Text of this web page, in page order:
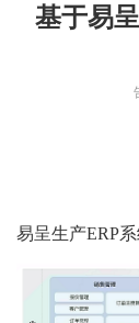
基于易
易呈生产ERP